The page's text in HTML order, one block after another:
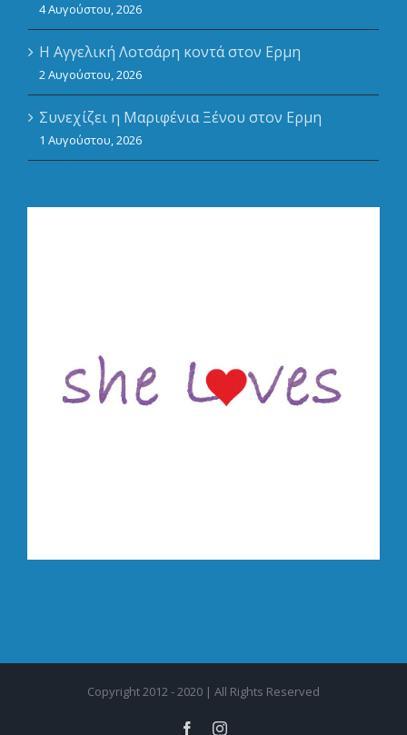
4 Αυγούστου, 2026
Η Αγγελική Λοτσάρη κοντά στον Ερμη
2 Αυγούστου, 2026
Συνεχίζει η Μαριφένια Ξένου στον Ερμη
1 Αυγούστου, 2026
Copyright 2012 - 2020 | All Rights Reserved
FacebookInstagram